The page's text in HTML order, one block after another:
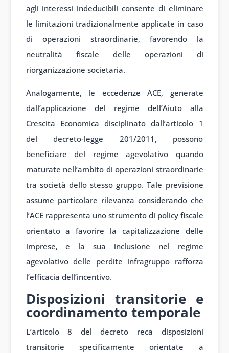
agli interessi indeducibili consente di eliminare
le limitazioni tradizionalmente applicate in caso
di operazioni straordinarie, favorendo la
neutralità fiscale delle operazioni di
riorganizzazione societaria.
Analogamente, le eccedenze ACE, generate
dall’applicazione del regime dell’Aiuto alla
Crescita Economica disciplinato dall’articolo 1
del decreto-legge 201/2011, possono
beneficiare del regime agevolativo quando
maturate nell’ambito di operazioni straordinarie
tra società dello stesso gruppo. Tale previsione
assume particolare rilevanza considerando che
l’ACE rappresenta uno strumento di policy fiscale
orientato a favorire la capitalizzazione delle
imprese, e la sua inclusione nel regime
agevolativo delle perdite infragruppo rafforza
l’efficacia dell’incentivo.
Disposizioni transitorie e
coordinamento temporale
L’articolo 8 del decreto reca disposizioni
transitorie specificamente orientate a